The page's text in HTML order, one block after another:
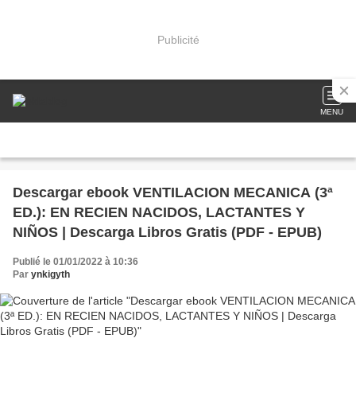
Publicité
MENU
Descargar ebook VENTILACION MECANICA (3ª
ED.): EN RECIEN NACIDOS, LACTANTES Y
NIÑOS | Descarga Libros Gratis (PDF - EPUB)
Publié le 01/01/2022 à 10:36
Par ynkigyth